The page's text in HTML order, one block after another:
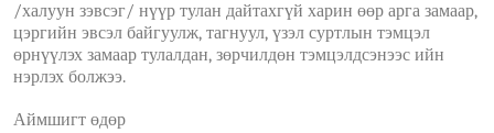
/халуун зэвсэг/ нүүр тулан дайтахгүй харин өөр арга замаар,
цэргийн эвсэл байгуулж, тагнуул, үзэл суртлын тэмцэл
өрнүүлэх замаар тулалдан, зөрчилдөн тэмцэлдсэнээс ийн
нэрлэх болжээ.
Аймшигт өдөр